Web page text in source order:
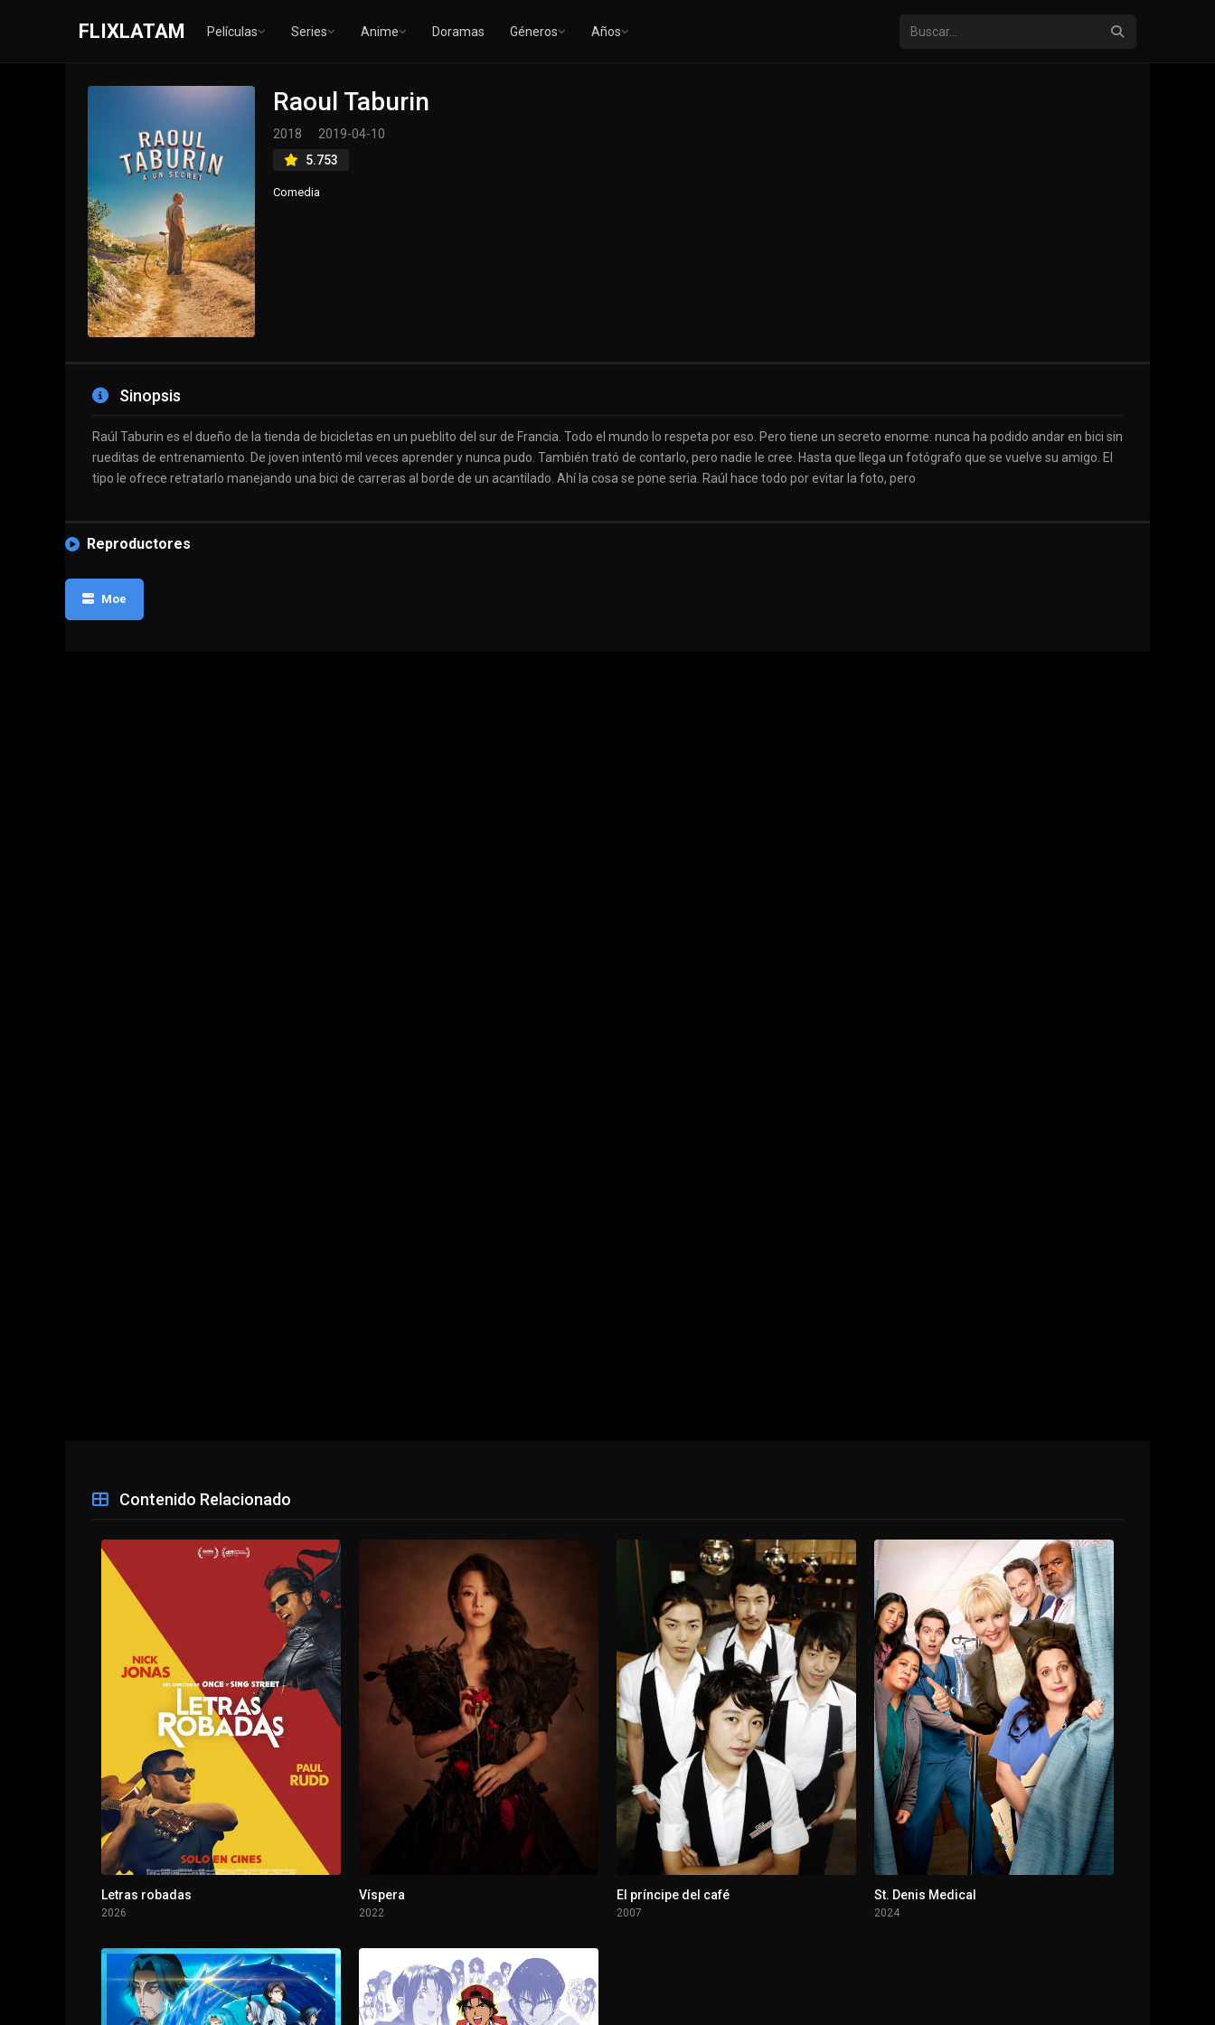
FLIXLATAM Películas Series Anime Doramas Géneros Años
Raoul Taburin
2018
2019-04-10
5.753
Comedia
Sinopsis
Raúl Taburin es el dueño de la tienda de bicicletas en un pueblito del sur de Francia. Todo el mundo lo respeta por eso. Pero tiene un secreto enorme: nunca ha podido andar en bici sin
rueditas de entrenamiento. De joven intentó mil veces aprender y nunca pudo. También trató de contarlo, pero nadie le cree. Hasta que llega un fotógrafo que se vuelve su amigo. El
tipo le ofrece retratarlo manejando una bici de carreras al borde de un acantilado. Ahí la cosa se pone seria. Raúl hace todo por evitar la foto, pero
Reproductores
Moe
Contenido Relacionado
Letras robadas
2026
Víspera
2022
El príncipe del café
2007
St. Denis Medical
2024